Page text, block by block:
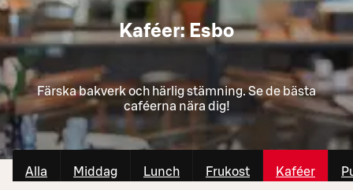
Kaféer: Esbo
Färska bakverk och härlig stämning. Se de bästa
caféerna nära dig!
Alla Middag Lunch Frukost Kaféer